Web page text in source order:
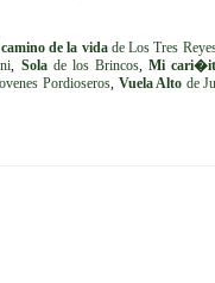
de la vidade Los Tres
, Solade los Brincos, Mi
Pordioseros, Vuela Alto de